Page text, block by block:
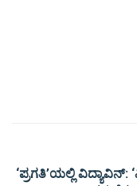
‘ಪ್ರಗತಿ’ಯಲ್ಲಿ